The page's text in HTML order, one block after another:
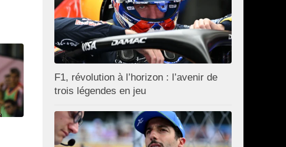
F1, révolution à l’horizon : l’avenir de
trois légendes en jeu